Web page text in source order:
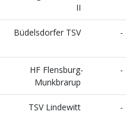
II
Büdelsdorfer TSV -
HF Flensburg-
Munkbrarup
-
TSV Lindewitt -